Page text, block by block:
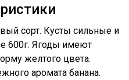
сорт. Кусты сильные и
600г. Ягоды имеют
желтого цвета.
аромата банана.